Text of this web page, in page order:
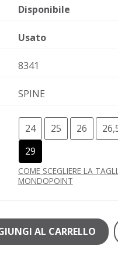
Disponibile
Usato
8341
SPINE
24 25 26
29
COME SCEGLIERE LA
MONDOPOINT
AL CARRELLO